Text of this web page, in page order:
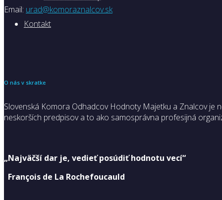
Kontakt
Email: urad@komoraznalcov.sk
O nás v skratke
Slovenská Komora Odhadcov Hodnoty Majetku a Znalcov je
neskorších predpisov a to ako samosprávna profesijná
„Najväčší dar je, vedieť posúdiť hodnotu vecí“
François de La Rochefoucauld